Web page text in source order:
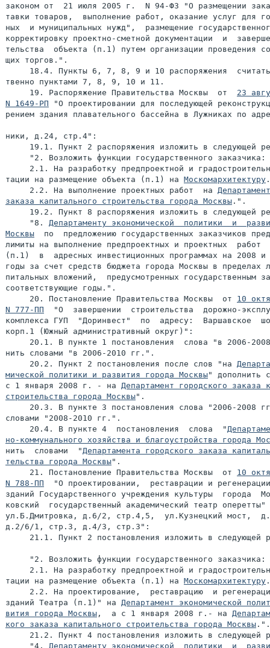
законом от  21 июля 2005 г.  N 94-ФЗ "О размещении
тавки товаров,  выполнение работ, оказание услуг для
ных  и муниципальных нужд",  размещение
корректировку проектно-сметной документации  и
тельства  объекта (п.1) путем организации проведения
щих торгов.".
18.4. Пункты 6, 7, 8, 9 и 10 распоряжения
твенно пунктами 7, 8, 9, 10 и 11.
     19. Распоряжение Правительства Москвы  от
23
N 1649-РП "О проектировании для последующей
рением здания плавательного бассейна в Лужниках по
ники, д.24, стр.4":
19.1. Пункт 2 распоряжения изложить в следующей
     "2. Возложить функции государственного заказчика:
2.1. На разработку предпроектной и
тации на размещение объекта (п.1) на Москомархитектуру .
     2.2. На выполнение проектных работ  на
заказа капитального строительства города Москвы .".
19.2. Пункт 8 распоряжения изложить в следующей
     "8.
Департаменту экономической  политики  и
Москвы
по  предложению государственных заказчиков
лимиты на выполнение предпроектных и проектных  работ
(п.1)  в  адресных инвестиционных программах на 2008 и
годы за счет средств бюджета города Москвы в пределах
питальных вложений,  предусмотренных государственным
соответствующие годы.".
     20. Постановление Правительства Москвы  от
10
N 777-ПП
"О  завершении  строительства  дорожно-
комплекса ГУП  "Доринвест"  по  адресу:  Варшавское
корп.1 (Южный административный округ)":
20.1. В пункте 1 постановления  слова "в 2006-
нить словами "в 2006-2010 гг.".
     20.2. Пункт 2 постановления после слов "на
мической политики и развития города Москвы" дополнить
с 1 января 2008 г. - на Департамент городского заказа
строительства города Москвы".
20.3. В пункте 3 постановления слова "2006-2008
словами "2008-2010 гг.".
     20.4. В пункте 4  постановления  слова  "
но-коммунального хозяйства и благоустройства города
нить  словами  "Департамента городского заказа
тельства города Москвы".
     21. Постановление Правительства Москвы  от
10
N 788-ПП
"О проектировании,  реставрации и
зданий Государственного учреждения культуры  города
ковский  государственный академический театр
ул.Б.Дмитровка, д.6/2, стр.4,5,  ул.Кузнецкий мост,
д.2/6/1, стр.3, д.4/3, стр.3":
21.1. Пункт 2 постановления изложить в следующей
     "2. Возложить функции государственного заказчика:
2.1. На разработку предпроектной и
тации на размещение объекта (п.1) на Москомархитектуру .
2.2. На проектирование,  реставрацию  и
зданий Театра (п.1)" на Департамент экономической
вития города Москвы ,  а с 1 января 2008 г.- на
кого заказа капитального строительства города Москвы .".
21.2. Пункт 4 постановления изложить в следующей
     "4.
Департаменту экономической  политики  и